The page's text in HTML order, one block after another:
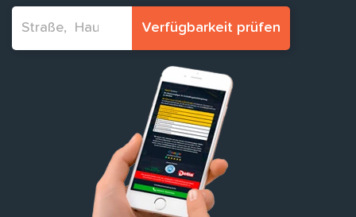
Verfügbarkeit prüfen